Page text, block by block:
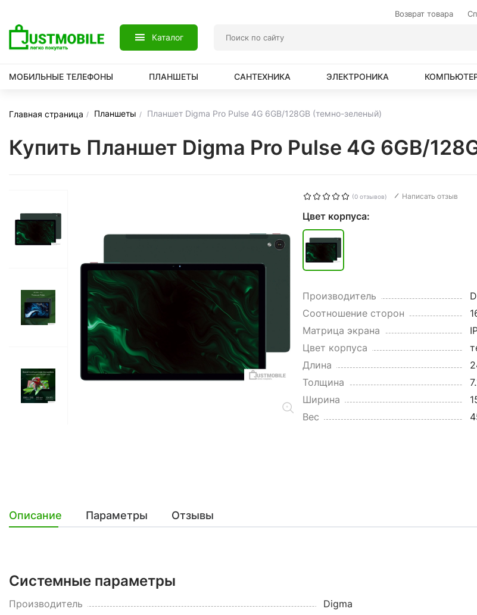
Возврат товара
Каталог
МОБИЛЬНЫЕ ТЕЛЕФОНЫ ПЛАНШЕТЫ САНТЕХНИКА ЭЛЕКТРОНИКА
Главная страница Планшеты Планшет Digma Pro Pulse 4G 6GB/128GB (темно-зеленый)
Купить Планшет Digma Pro Pulse 4G 6GB/
(0 отзывов) Написать отзыв
Цвет корпуса:
Производитель
Соотношение сторон
Матрица экрана
Цвет корпуса
Длина
Толщина
Ширина
Вес
Описание Параметры Отзывы
Системные параметры
Производитель Digma